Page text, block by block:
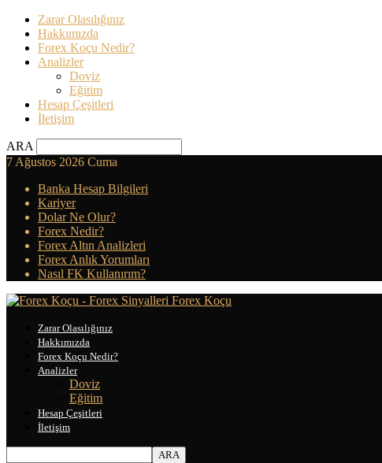
Zarar Olasılığınız
Hakkımızda
Forex Koçu Nedir?
Analizler
Doviz
Eğitim
Hesap Çeşitleri
İletişim
ARA
7 Ağustos 2026 Cuma
Banka Hesap Bilgileri
Kariyer
Dolar Ne Olur?
Forex Nedir?
Forex Altın Analizleri
Forex Anlık Yorumları
Nasıl FK Kullanırım?
Forex Koçu
Zarar Olasılığınız
Hakkımızda
Forex Koçu Nedir?
Analizler
Doviz
Eğitim
Hesap Çeşitleri
İletişim